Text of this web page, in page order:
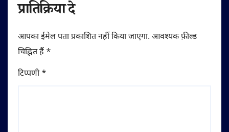
प्रातिक्रिया दे
आपका ईमेल पता प्रकाशित नहीं किया जाएगा. आवश्यक फ़ील्ड
चिह्नित हैं *
टिप्पणी*